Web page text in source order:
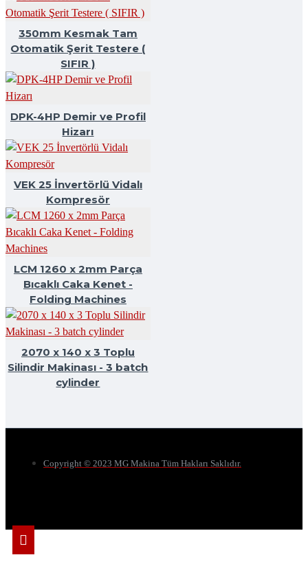
350mm Kesmak Tam
Otomatik Şerit Testere (
SIFIR )
DPK-4HP Demir ve Profil
Hizarı
VEK 25 İnvertörlü Vidalı
Kompresör
LCM 1260 x 2mm Parça
Bıcaklı Caka Kenet -
Folding Machines
2070 x 140 x 3 Toplu
Silindir Makinası - 3 batch
cylinder
Copyright © 2023 MG Makina Tüm Hakları Saklıdır.